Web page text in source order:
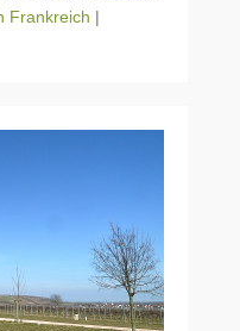
Frankreich |